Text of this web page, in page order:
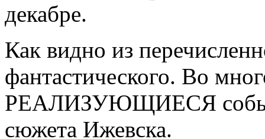
декабре.
Как видно из
фантастического. Во
РЕАЛИЗУЮЩИЕСЯ
сюжета Ижевска.